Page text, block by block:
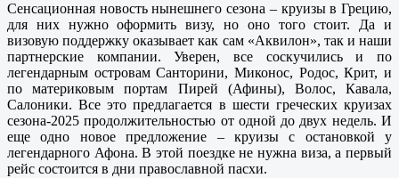
Сенсационная новость нынешнего сезона – круизы в Грецию,
для них нужно оформить визу, но оно того стоит. Да и
визовую поддержку оказывает как сам «Аквилон», так и наши
партнерские компании. Уверен, все соскучились и по
легендарным островам Санторини, Миконос, Родос, Крит, и
по материковым портам Пирей (Афины), Волос, Кавала,
Салоники. Все это предлагается в шести греческих круизах
сезона-2025 продолжительностью от одной до двух недель. И
еще одно новое предложение – круизы с остановкой у
легендарного Афона. В этой поездке не нужна виза, а первый
рейс состоится в дни православной пасхи.